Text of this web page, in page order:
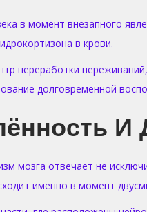
в момент внезапного
в крови.
переработки
долговременной
мозга отвечает не
именно в момент